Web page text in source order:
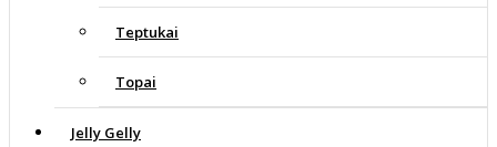
Teptukai
Topai
Jelly Gelly